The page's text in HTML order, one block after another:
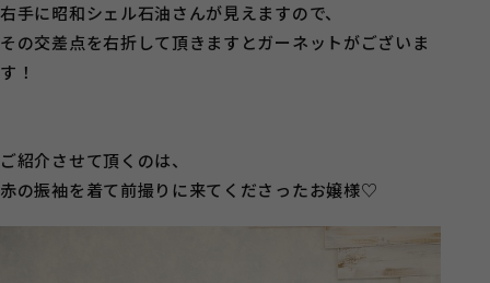
右手に昭和シェル石油さんが見えますので、
その交差点を右折して頂きますとガーネットがございま
す！
ご紹介させて頂くのは、
赤の振袖を着て前撮りに来てくださったお嬢様♡